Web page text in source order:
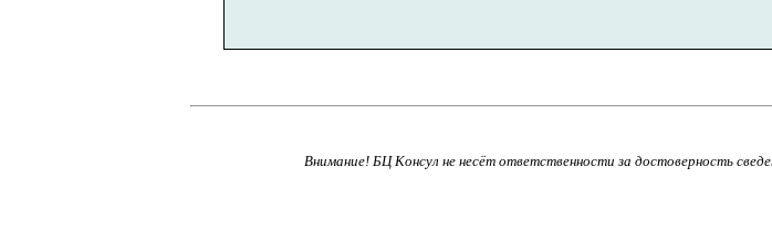
Внимание! БЦ Консул не несёт ответственности за достоверность